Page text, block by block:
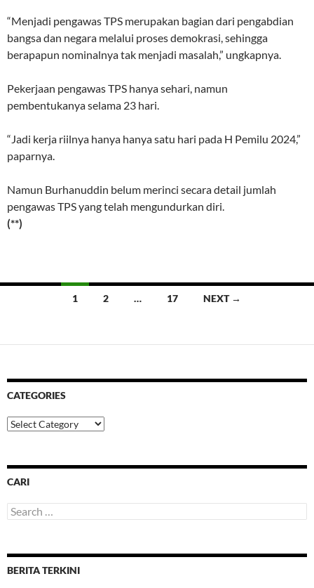
“Menjadi pengawas TPS merupakan bagian dari pengabdian
bangsa dan negara melalui proses demokrasi, sehingga
berapapun nominalnya tak menjadi masalah,” ungkapnya.
Pekerjaan pengawas TPS hanya sehari, namun
pembentukanya selama 23 hari.
“Jadi kerja riilnya hanya hanya satu hari pada H Pemilu 2024,”
paparnya.
Namun Burhanuddin belum merinci secara detail jumlah
pengawas TPS yang telah mengundurkan diri.
(**)
1 2 … 17 NEXT →
CATEGORIES
Categories
CARI
Search
for:
BERITA TERKINI